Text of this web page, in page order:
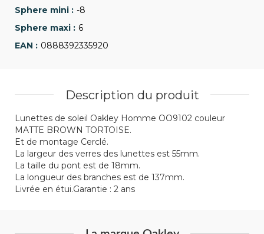
-8
6
0888392335920
Description du produit
Lunettes de soleil Oakley Homme OO9102 couleur
MATTE BROWN TORTOISE.
Et de montage Cerclé.
La largeur des verres des lunettes est 55mm.
La taille du pont est de 18mm.
La longueur des branches est de 137mm.
Livrée en étui.Garantie : 2 ans